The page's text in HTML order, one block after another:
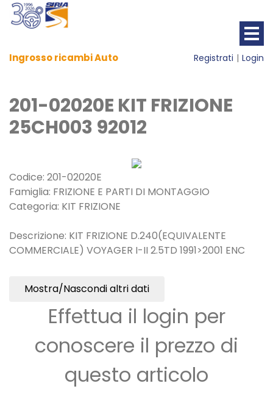
Ingrosso ricambi Auto Registrati Login
201-02020E KIT FRIZIONE
25CH003 92012
Codice: 201-02020E
Famiglia: FRIZIONE E PARTI DI MONTAGGIO
Categoria: KIT FRIZIONE
Descrizione: KIT FRIZIONE D.240(EQUIVALENTE
COMMERCIALE) VOYAGER I-II 2.5TD 1991>2001 ENC
Mostra/Nascondi altri dati
Effettua il login per
conoscere il prezzo di
questo articolo